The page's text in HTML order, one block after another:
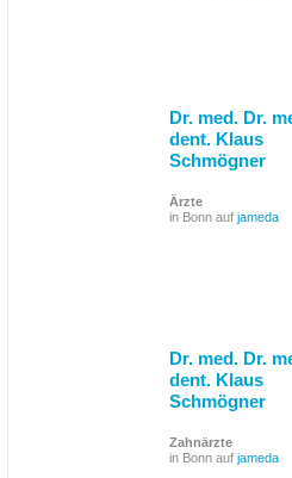
Dr. med. Dr.
dent. Klaus
Schmögner
Ärzte
in Bonn auf jameda
Dr. med. Dr.
dent. Klaus
Schmögner
Zahnärzte
in Bonn auf jameda